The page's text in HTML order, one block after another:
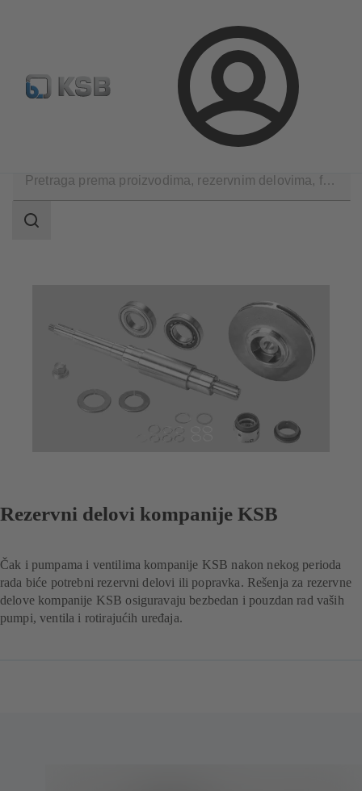
Prijava
Konfiguriši proizvod Standardna pretraga rezervnih delova
pretrage
Područje
Rezervni delovi kompanije KSB
Čak i pumpama i ventilima kompanije KSB nakon nekog perioda
rada biće potrebni rezervni delovi ili popravka. Rešenja za rezervne
delove kompanije KSB osiguravaju bezbedan i pouzdan rad vaših
pumpi, ventila i rotirajućih uređaja.